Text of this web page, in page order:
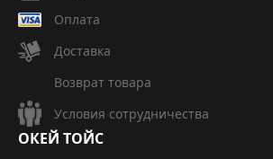
Оплата
Доставка
Возврат товара
Условия сотрудничества
ОКЕЙ ТОЙС